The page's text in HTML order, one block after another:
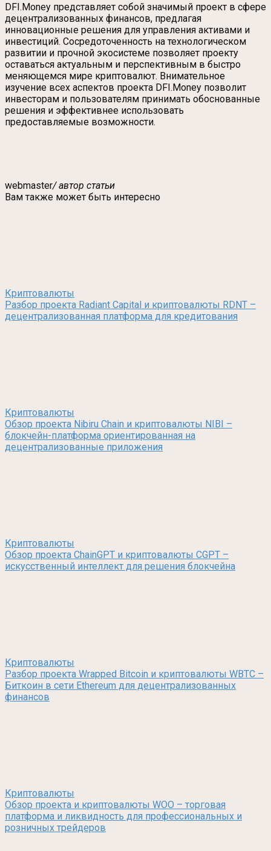
DFI.Money представляет собой значимый проект в сфере
децентрализованных финансов, предлагая
инновационные решения для управления активами и
инвестиций. Сосредоточенность на технологическом
развитии и прочной экосистеме позволяет проекту
оставаться актуальным и перспективным в быстро
меняющемся мире криптовалют. Внимательное
изучение всех аспектов проекта DFI.Money позволит
инвесторам и пользователям принимать обоснованные
решения и эффективнее использовать
предоставляемые возможности.
webmaster/ автор статьи
Вам также может быть интересно
Криптовалюты
Разбор проекта Radiant Capital и криптовалюты RDNT –
децентрализованная платформа для кредитования
Криптовалюты
Обзор проекта Nibiru Chain и криптовалюты NIBI –
блокчейн-платформа ориентированная на
децентрализованные приложения
Криптовалюты
Обзор проекта ChainGPT и криптовалюты CGPT –
искусственный интеллект для решения блокчейна
Криптовалюты
Разбор проекта Wrapped Bitcoin и криптовалюты WBTC –
Биткоин в сети Ethereum для децентрализованных
финансов
Криптовалюты
Обзор проекта и криптовалюты WOO – торговая
платформа и ликвидность для профессиональных и
розничных трейдеров